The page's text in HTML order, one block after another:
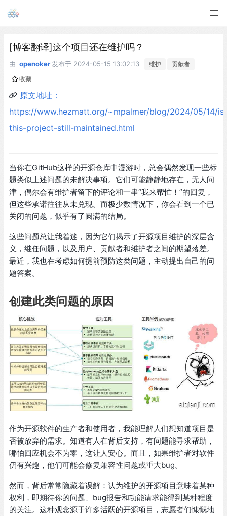
[博客翻译]这个项目还在维护吗？
由 openoker 发布于 2024-05-15 13:02:13 维护
贡献者
收藏
原文地址：
https://www.hezmatt.org/~mpalmer/blog/2024/05/14/is-
this-project-still-maintained.html
当你在GitHub这样的开源仓库中漫游时，总会偶然发现一些标
题类似上述问题的未解决事项。它们可能静静地存在，无人问
津，偶尔会有维护者留下的评论和一串“我来帮忙！”的回复，
但这些承诺往往从未兑现。而极少数情况下，你会看到一个已
关闭的问题，似乎有了圆满的结局。
这些问题总让我着迷，因为它们揭示了开源项目维护的深层含
义，继任问题，以及用户、贡献者和维护者之间的期望落差。
最近，我也在考虑如何提前预防这类问题，主动提出自己的问
题答案。
创建此类问题的原因
作为开源软件的生产者和使用者，我能理解人们想知道项目是
否被放弃的需求。知道有人在背后支持，有问题能寻求帮助，
哪怕回应机会不为零，这让人安心。而且，如果维护者对软件
仍有兴趣，他们可能会修复兼容性问题或重大bug。
然而，背后常常隐藏着误解：认为维护的开源项目意味着某种
权利，即期待你的问题、bug报告和功能请求能得到某种程度
的关注。这种观念源于许多活跃的开源项目，志愿者们慷慨地